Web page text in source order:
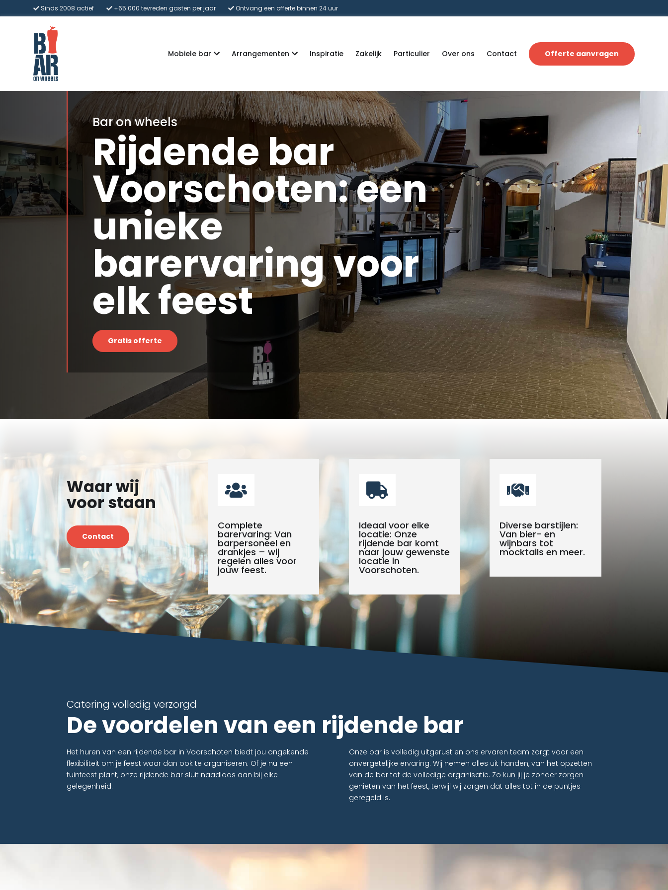
Sinds 2008 actief +65.000 tevreden gasten per jaar Ontvang een offerte binnen 24 uur
Mobiele bar Arrangementen Inspiratie Zakelijk Particulier Over ons Contact Offerte aanvragen
Bar on wheels
Rijdende bar
Voorschoten: een
unieke
barervaring voor
elk feest
Gratis offerte
Waar wij
voor staan
Contact

Complete
barervaring: Van
barpersoneel en
drankjes – wij
regelen alles voor
jouw feest.

Ideaal voor elke
locatie: Onze
rijdende bar komt
naar jouw gewenste
locatie in
Voorschoten.

Diverse barstijlen:
Van bier- en
wijnbars tot
mocktails en meer.
Catering volledig verzorgd
De voordelen van een rijdende bar
Het huren van een rijdende bar in Voorschoten biedt jou ongekende
flexibiliteit om je feest waar dan ook te organiseren. Of je nu een
tuinfeest plant, onze rijdende bar sluit naadloos aan bij elke
gelegenheid.
Onze bar is volledig uitgerust en ons ervaren team zorgt voor een
onvergetelijke ervaring. Wij nemen alles uit handen, van het opzetten
van de bar tot de volledige organisatie. Zo kun jij je zonder zorgen
genieten van het feest, terwijl wij zorgen dat alles tot in de puntjes
geregeld is.